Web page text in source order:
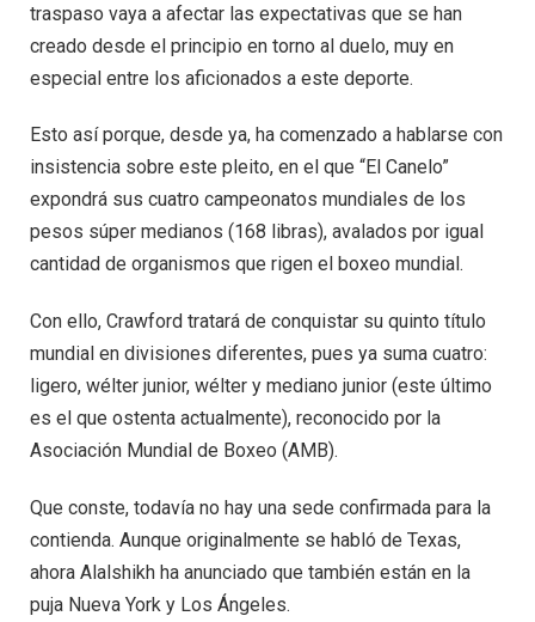
traspaso vaya a afectar las expectativas que se han
creado desde el principio en torno al duelo, muy en
especial entre los aficionados a este deporte.
Esto así porque, desde ya, ha comenzado a hablarse con
insistencia sobre este pleito, en el que “El Canelo”
expondrá sus cuatro campeonatos mundiales de los
pesos súper medianos (168 libras), avalados por igual
cantidad de organismos que rigen el boxeo mundial.
Con ello, Crawford tratará de conquistar su quinto título
mundial en divisiones diferentes, pues ya suma cuatro:
ligero, wélter junior, wélter y mediano junior (este último
es el que ostenta actualmente), reconocido por la
Asociación Mundial de Boxeo (AMB).
Que conste, todavía no hay una sede confirmada para la
contienda. Aunque originalmente se habló de Texas,
ahora Alalshikh ha anunciado que también están en la
puja Nueva York y Los Ángeles.